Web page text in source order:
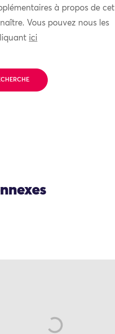
à propos de cet
Vous pouvez nous les
ici